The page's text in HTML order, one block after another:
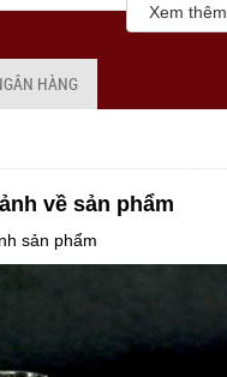
Xem thêm
HÀNG
về sản phẩm
sản phẩm